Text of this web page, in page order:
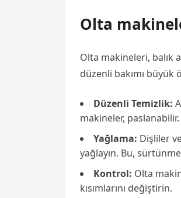
Olta
Olta makineleri, balık
düzenli bakımı büyük
Düzenli Temizlik:
makineler, paslanabilir.
Yağlama: Dişliler
yağlayın. Bu,
Kontrol: Olta
kısımlarını değiştirin.